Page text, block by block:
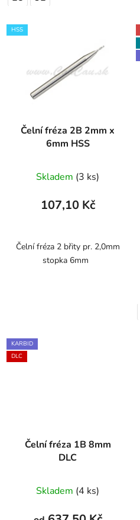
HSS
Čelní fréza 2B 2mm x
6mm HSS
Skladem (3 ks)
107,10 Kč
Čelní fréza 2 břity pr. 2,0mm
stopka 6mm
KARBID
DLC
Čelní fréza 1B 8mm
DLC
Skladem (4 ks)